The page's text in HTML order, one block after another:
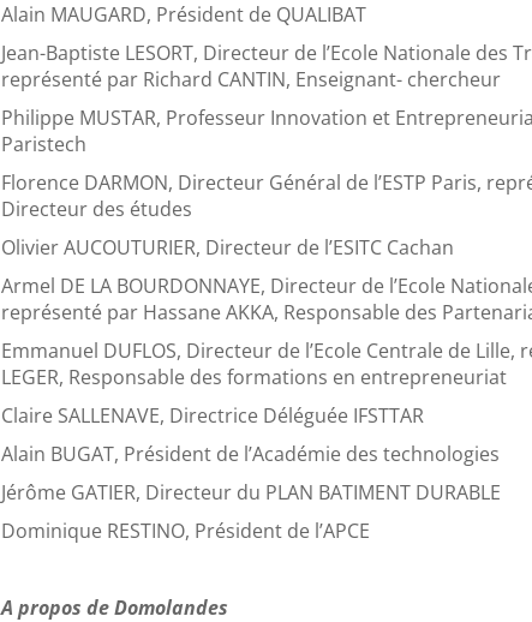
Alain MAUGARD, Président de QUALIBAT
Jean-Baptiste LESORT, Directeur de l’Ecole Nationale des
représenté par Richard CANTIN, Enseignant- chercheur
Philippe MUSTAR, Professeur Innovation et
Paristech
Florence DARMON, Directeur Général de l’ESTP Paris,
Directeur des études
Olivier AUCOUTURIER, Directeur de l’ESITC Cachan
Armel DE LA BOURDONNAYE, Directeur de l’Ecole
représenté par Hassane AKKA, Responsable des
Emmanuel DUFLOS, Directeur de l’Ecole Centrale de
LEGER, Responsable des formations en entrepreneuriat
Claire SALLENAVE, Directrice Déléguée IFSTTAR
Alain BUGAT, Président de l’Académie des technologies
Jérôme GATIER, Directeur du PLAN BATIMENT DURABLE
Dominique RESTINO, Président de l’APCE
A propos de Domolandes